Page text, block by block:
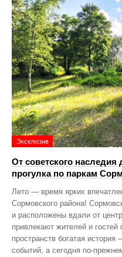
Эксклюзив
От советского
прогулка по паркам
Лето — время ярких
Сормовского района!
и расположены вдали от
привлекают жителей и
пространств богатая
событий, а сегодня